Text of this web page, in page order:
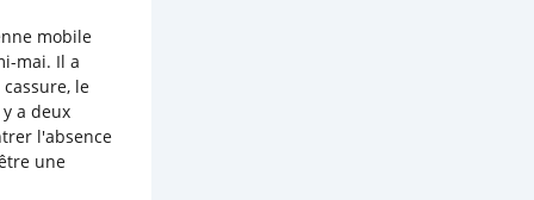
mobile
mai. Il a
le
a deux
l'absence
une